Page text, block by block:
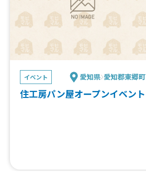
イベント 愛知県 愛知郡東郷町
住工房パン屋オープンイベント